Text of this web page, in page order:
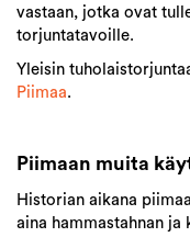
vastaan, jotka ovat
torjuntatavoille.
Yleisin
Piimaa.
Piimaan muita
Historian aikana
aina hammastahnan ja